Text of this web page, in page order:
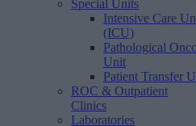
Special Units
Intensive Care
(ICU)
Pathological
Unit
Patient Transfer
ROC & Outpatient
Clinics
Laboratories